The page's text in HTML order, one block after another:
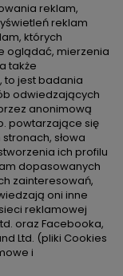
reklam,
reklam
których
oglądać, mierzenia
także
to jest badania
odwiedzających
anonimową
powtarzające się
słowa
ich profilu
dopasowanych
zainteresowań,
oni inne
reklamowej
oraz Facebooka,
Ltd. (pliki Cookies
i